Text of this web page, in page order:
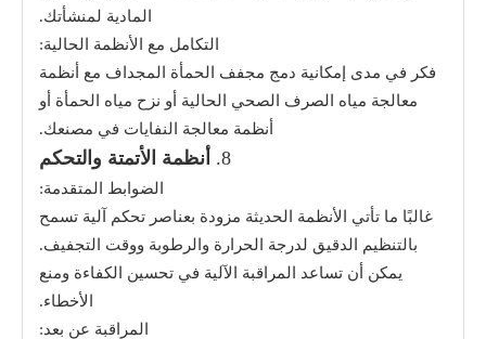
المادية لمنشأتك.
التكامل مع الأنظمة الحالية:
فكر في مدى إمكانية دمج مجفف الحمأة المجداف مع أنظمة
معالجة مياه الصرف الصحي الحالية أو نزح مياه الحمأة أو
أنظمة معالجة النفايات في مصنعك.
8. أنظمة الأتمتة والتحكم
الضوابط المتقدمة:
غالبًا ما تأتي الأنظمة الحديثة مزودة بعناصر تحكم آلية تسمح
بالتنظيم الدقيق لدرجة الحرارة والرطوبة ووقت التجفيف.
يمكن أن تساعد المراقبة الآلية في تحسين الكفاءة ومنع
الأخطاء.
المراقبة عن بعد: